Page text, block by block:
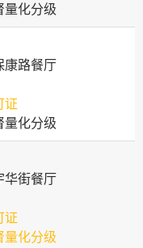
量化分级
康路餐厅
证
量化分级
华街餐厅
证
量化分级